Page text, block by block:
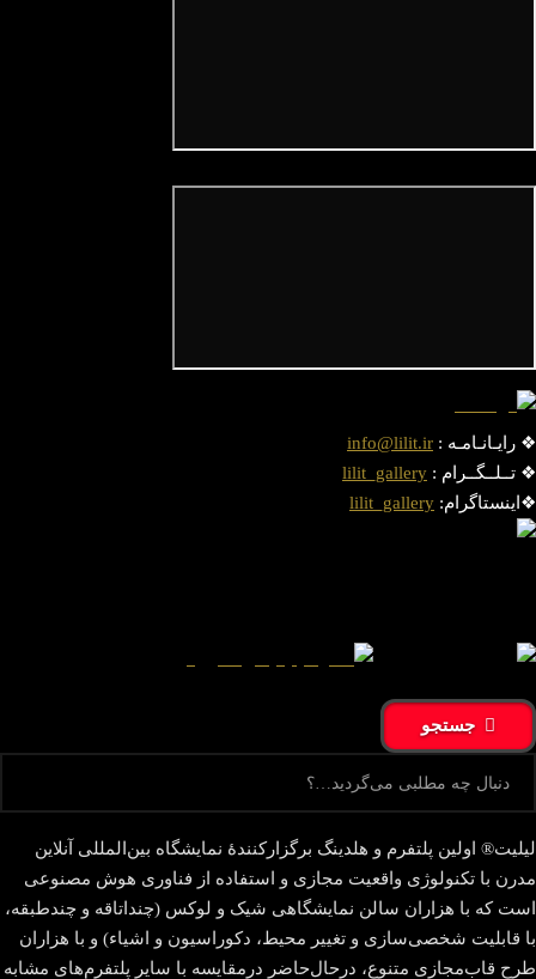
❖ رایـانـامـه : info@lilit.ir
❖ تــلــگــرام : lilit_gallery
❖اینستاگرام: lilit_gallery
جستجو
لیلیت® اولین پلتفرم و هلدینگ برگزارکنندهٔ نمایشگاه بین‌المللی آنلاین
مدرن با تکنولوژی واقعیت مجازی و استفاده از فناوری هوش مصنوعی
است که با هزاران سالن نمایشگاهی شیک و لوکس (چنداتاقه و چندطبقه،
با قابلیت شخصی‌سازی و تغییر محیط، دکوراسیون و اشیاء) و با هزاران
طرح قاب‌مجازی متنوع، درحال‌حاضر درمقایسه با سایر پلتفرم‌های مشابه